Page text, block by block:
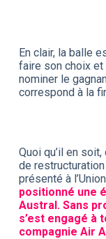
En clair, la balle
faire son choix et
nominer le
correspond à la
Quoi qu’il en
de
présenté à
positionné une
Austral. Sans
s’est engagé à
compagnie Air